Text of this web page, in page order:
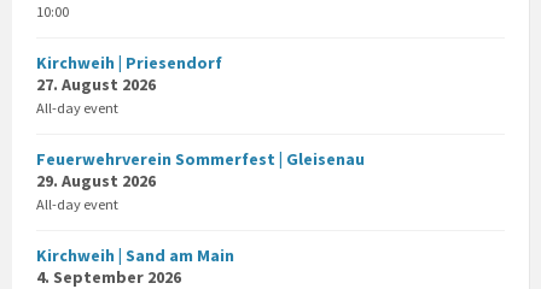
10:00
Kirchweih | Priesendorf
27. August 2026
All-day event
Feuerwehrverein Sommerfest | Gleisenau
29. August 2026
All-day event
Kirchweih | Sand am Main
4. September 2026